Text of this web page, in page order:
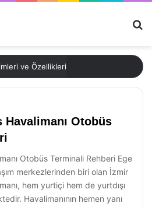
ve Özellikleri
Havalimanı Otobüs
Otobüs Terminali Rehberi Ege
merkezlerinden biri olan İzmir
hem yurtiçi hem de yurtdışı
Havalimanının hemen yanı